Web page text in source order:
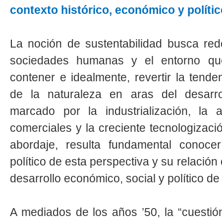
contexto histórico, económico y
La noción de sustentabilidad busca
sociedades humanas y el entorno
contener e idealmente, revertir la
de la naturaleza en aras del
marcado por la industrialización, la
comerciales y la creciente
abordaje, resulta fundamental
político de esta perspectiva y su
desarrollo económico, social y político
A mediados de los años ’50, la